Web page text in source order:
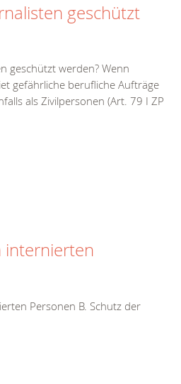
geschützt
geschützt werden? Wenn
gefährliche berufliche Aufträge
als Zivilpersonen (Art. 79 I ZP
internierten
Personen B. Schutz der